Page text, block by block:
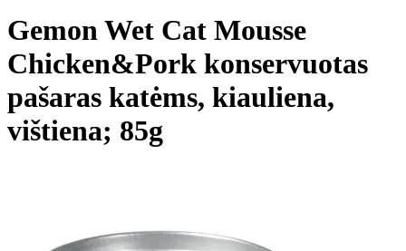
Gemon Wet Cat Mousse
Chicken&Pork konservuotas
pašaras katėms, kiauliena,
vištiena; 85g